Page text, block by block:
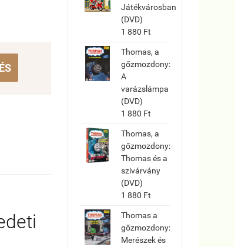
Játékvárosban
(DVD)
1 880 Ft
Thomas, a
gőzmozdony:
A
varázslámpa
(DVD)
1 880 Ft
Thomas, a
gőzmozdony:
Thomas és a
szivárvány
(DVD)
1 880 Ft
Thomas a
gőzmozdony:
Merészek és